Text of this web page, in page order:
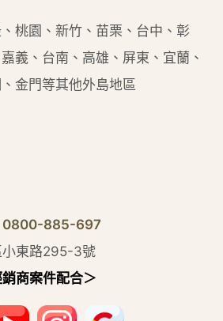
桃園、新竹、苗栗、台中、彰
義、台南、高雄、屏東、宜蘭、
金門等其他外島地區
0800-885-697
小東路295-3號
商案件配合＞